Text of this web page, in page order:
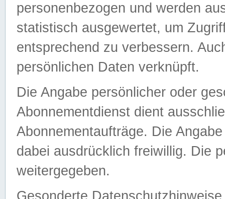
personenbezogen und werden
statistisch ausgewertet, um
entsprechend zu verbessern.
persönlichen Daten verknüpft.
Die Angabe persönlicher oder
Abonnementdienst dient
Abonnementaufträge. Die
dabei ausdrücklich freiwillig. Die
weitergegeben.
Gesonderte